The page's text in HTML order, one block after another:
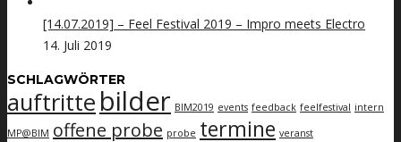
[14.07.2019] – Feel Festival 2019 – Impro meets Electro
14. Juli 2019
SCHLAGWÖRTER
auftritte bilder BIM2019 events feedback feelfestival intern
MP@BIM offene probe probe termine veranst